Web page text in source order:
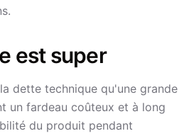
est super
dette technique qu'une grande
un fardeau coûteux et à long
du produit pendant